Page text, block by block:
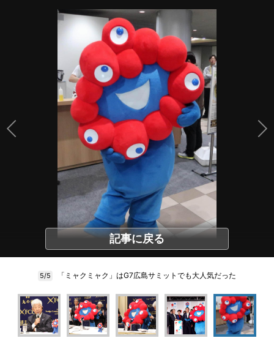
記事に戻る
5/5 「ミャクミャク」はG7広島サミットでも大人気だった